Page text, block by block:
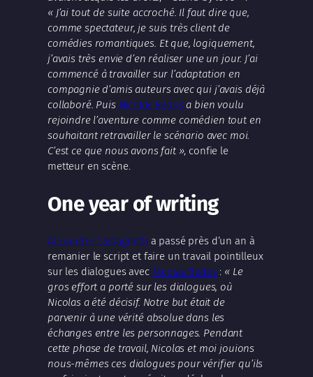
« J’ai tout de suite accroché. Il faut dire que,
comme spectateur, je suis très client de
comédies romantiques. Et que, logiquement,
j’avais très envie d’en réaliser une un jour. J’ai
commencé à travailler sur l’adaptation en
compagnie d’amis auteurs avec qui j’avais déjà
collaboré. Puis Nicolas Bedos a bien voulu
rejoindre l’aventure comme comédien tout en
souhaitant retravailler le scénario avec moi.
C’est ce que nous avons fait », confie le
metteur en scène.
One year of writing
Alexandre Castagnetti a passé près d’un an à
remanier le script et faire un travail pointilleux
sur les dialogues avec Nicolas Bedos: « Le
gros effort a porté sur les dialogues, où
Nicolas a été décisif. Notre but était de
parvenir à une vérité absolue dans les
échanges entre les personnages. Pendant
cette phase de travail, Nicolas et moi jouions
nous-mêmes ces dialogues pour vérifier qu’ils